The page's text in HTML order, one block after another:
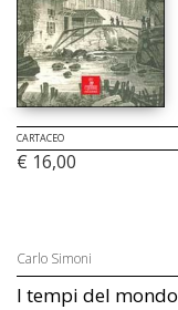
CARTACEO
€ 16,00
Carlo Simoni
I tempi del mondo